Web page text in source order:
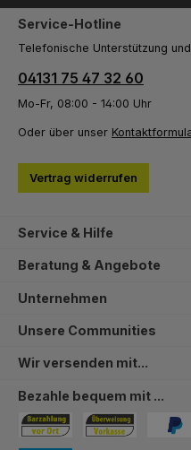
Service-Hotline
Telefonische Unterstützung
04131 75 47 32 60
Mo-Fr, 08:00 - 14:00 Uhr
Oder über unser
Vertrag widerrufen
Service & Hilfe
Beratung & Angebote
Unternehmen
Unsere Communities
Wir versenden mit...
Bezahle bequem mit ...
Bezahlung in der Filiale